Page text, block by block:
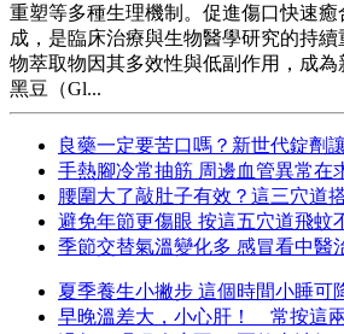
重塑等多種生理機制。促進傷口快速
成，是臨床治療與生物醫學研究的持
物萃取物因其多效性與低副作用，成為
黑豆（Gl...
良藥一定要苦口嗎？新世代錠劑
手熱腳冷常抽筋 周邊血管異常在
腰圍大了敲肚子有效？這三穴道
避免年節更傷眼 按這五穴道飛蚊
季節交替氣溫變化多 感冒看中醫
夏季養生小撇步 這個時間小睡可
早晚溫差大，小心肝！ 常按這